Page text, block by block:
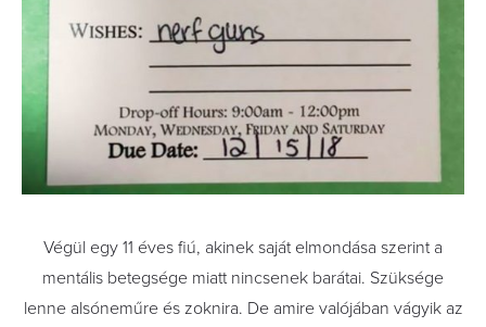
Végül egy 11 éves fiú, akinek saját elmondása szerint a
mentális betegsége miatt nincsenek barátai. Szüksége
lenne alsóneműre és zoknira. De amire valójában vágyik az